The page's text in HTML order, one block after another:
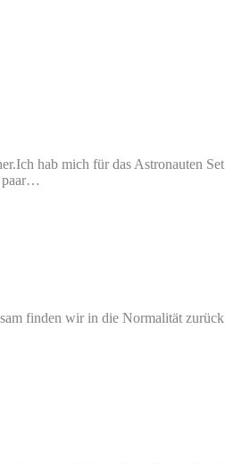
hab mich für das Astronauten
paar…
finden wir in die Normalität